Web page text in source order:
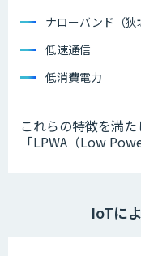
ナローバンド（狭
低速通信
低消費電力
これらの特徴を満
「LPWA（Low
IoTに